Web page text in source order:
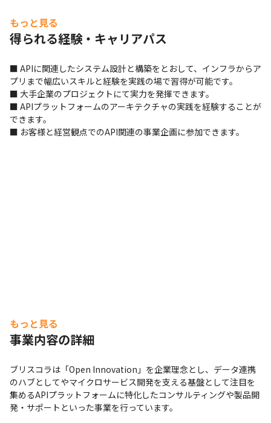
もっと見る
得られる経験・キャリアパス
■ APIに関連したシステム設計と構築をとおして、インフラからア
プリまで幅広いスキルと経験を実践の場で習得が可能です。
■ 大手企業のプロジェクトにて実力を発揮できます。
■ APIプラットフォームのアーキテクチャの実践を経験することが
できます。
■ お客様と経営観点でのAPI関連の事業企画に参加できます。
もっと見る
事業内容の詳細
ブリスコラは「Open Innovation」を企業理念とし、データ連携
のハブとしてやマイクロサービス開発を支える基盤として注目を
集めるAPIプラットフォームに特化したコンサルティングや製品開
発・サポートといった事業を行っています。